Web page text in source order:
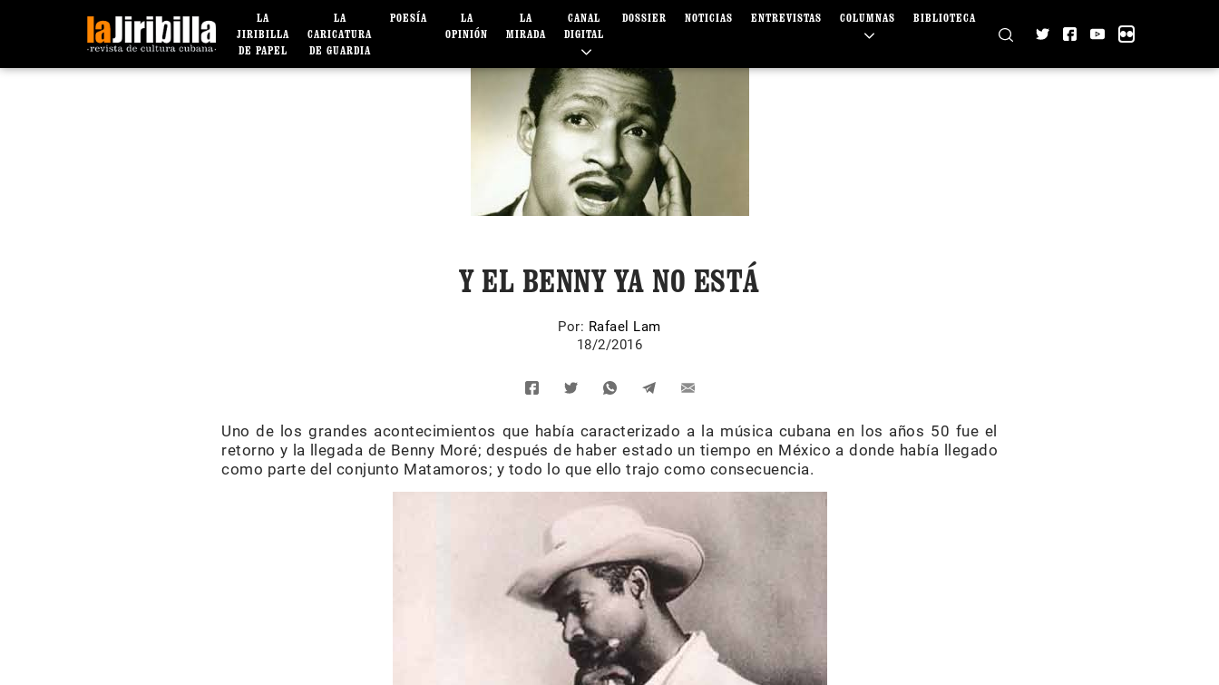
LA
JIRIBILLA
DE PAPEL
LA
CARICATURA
DE GUARDIA
POESÍA
LA
OPINIÓN
LA
MIRADA
CANAL
DIGITAL
DOSSIER NOTICIAS ENTREVISTAS COLUMNAS BIBLIOTECA
Y EL BENNY YA NO ESTÁ
Por: Rafael Lam
18/2/2016
Uno de los grandes acontecimientos que había caracterizado a la música cubana en los años 50 fue el
retorno y la llegada de Benny Moré; después de haber estado un tiempo en México a donde había llegado
como parte del conjunto Matamoros; y todo lo que ello trajo como consecuencia.